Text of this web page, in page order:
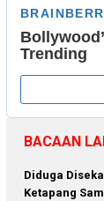
BACAAN
Diduga
Ketapang